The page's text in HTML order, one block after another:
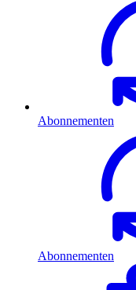
Abonnementen
Abonnementen